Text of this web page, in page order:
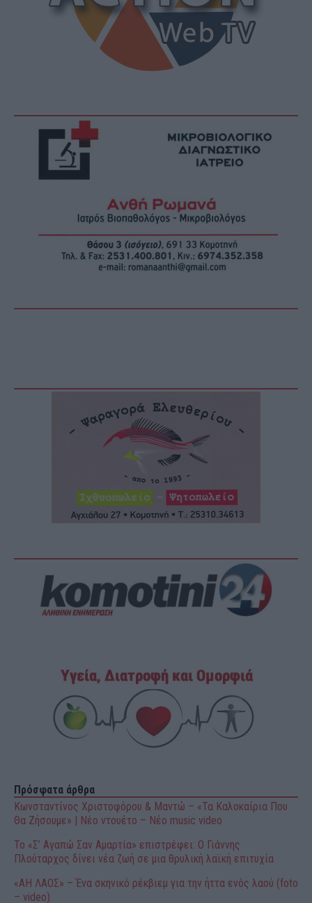
Πρόσφατα άρθρα
Κωνσταντίνος Χριστοφόρου & Μαντώ – «Τα Καλοκαίρια Που
Θα Ζήσουμε» | Νέο ντουέτο – Νέο music video
Το «Σ’ Αγαπώ Σαν Αμαρτία» επιστρέφει: Ο Γιάννης
Πλούταρχος δίνει νέα ζωή σε μια θρυλική λαϊκή επιτυχία
«ΑΗ ΛΑΟΣ» – Ένα σκηνικό ρέκβιεμ για την ήττα ενός λαού (foto
– video)